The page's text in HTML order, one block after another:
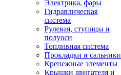
Электрика, фары
Гидравлическая
система
Рулевая, ступицы и
полуоси
Топливная система
Прокладки и сальники
Крепежные элементы
Крышки двигателя и